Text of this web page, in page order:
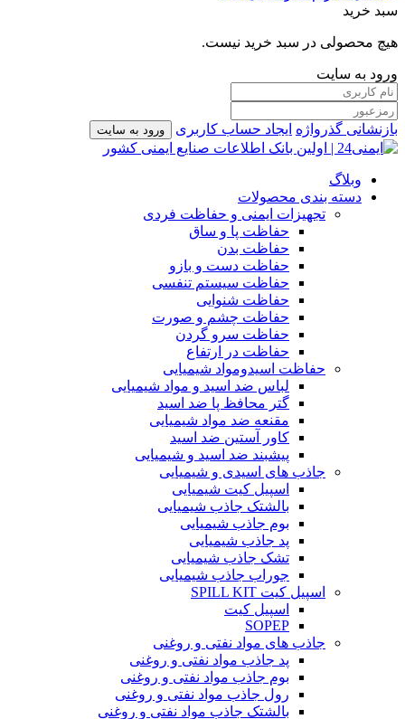
سبد خرید
هیچ محصولی در سبد خرید نیست.
ورود به سایت
بازنشانی گذرواژه ایجاد حساب کاربری ورود به سایت
وبلاگ
دسته بندی محصولات
تجهیزات ایمنی و حفاظت فردی
حفاظت پا و ساق
حفاظت بدن
حفاظت دست و بازو
حفاظت سیستم تنفسی
حفاظت شنوایی
حفاظت چشم و صورت
حفاظت سرو گردن
حفاظت در ارتفاع
حفاظت اسیدومواد شیمیایی
لباس ضد اسید و مواد شیمیایی
گتر محافظ پا ضد اسید
مقنعه ضد مواد شیمیایی
کاور آستین ضد اسید
پیشبند ضد اسید و شیمیایی
جاذب های اسیدی و شیمیایی
اسپیل کیت شیمیایی
بالشتک جاذب شیمیایی
بوم جاذب شیمیایی
پد جاذب شیمیایی
تشک جاذب شیمیایی
جوراب جاذب شیمیایی
اسپیل کیت SPILL KIT
اسپیل کیت
SOPEP
جاذب های مواد نفتی و روغنی
پد جاذب مواد نفتی و روغنی
بوم جاذب مواد نفتی و روغنی
رول جاذب مواد نفتی و روغنی
بالشتک جاذب مواد نفتی و روغنی